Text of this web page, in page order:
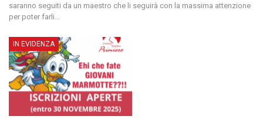
saranno seguiti da un maestro che li seguirà con la massima attenzione
per poter farli…
IN EVIDENZA